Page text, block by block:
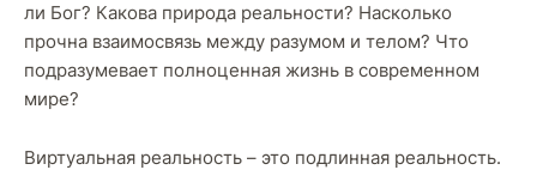
ли Бог? Какова природа реальности? Насколько
прочна взаимосвязь между разумом и телом? Что
подразумевает полноценная жизнь в современном
мире?
Виртуальная реальность – это подлинная реальность.